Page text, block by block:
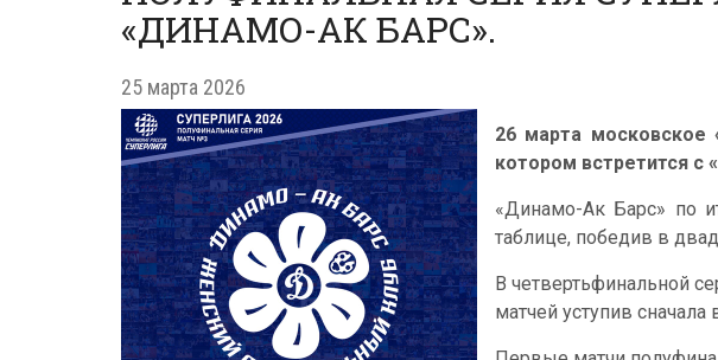
«ДИНАМО-АК БАРС».
25 марта 2026
26 марта московское
котором встретится с
«Динамо-Ак Барс» по
таблице, победив в
В четвертьфинальной
матчей уступив